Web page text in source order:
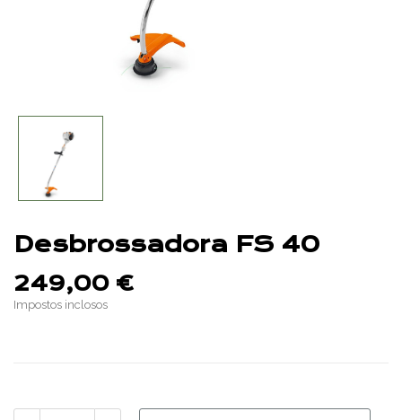
Desbrossadora FS 40
249,00 €
Impostos inclosos